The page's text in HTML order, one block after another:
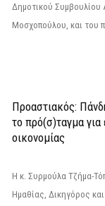
Δημοτικού Συμβουλίου
Μοσχοπούλου, και του
Προαστιακός:
το πρό(σ)ταγμα για
οικονομίας
Η κ. Συρμούλα Τζήμα-
Ημαθίας, Δικηγόρος